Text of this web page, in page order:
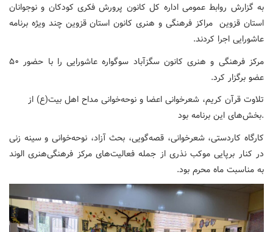
به گزارش روابط عمومی اداره کل کانون پرورش فکری کودکان و نوجوانان
استان قزوین مراکز فرهنگی و هنری کانون استان قزوین چند ویژه برنامه
عاشورایی اجرا کردند.
مرکز فرهنگی و هنری کانون سگزآباد سوگواره عاشورایی را با حضور ۵۰
عضو برگزار کرد.
تلاوت قرآن کریم، شعرخوانی اعضا و نوحه‌خوانی مداح اهل بیت(ع) از
بخش‌های این برنامه بود.
کارگاه کاردستی، شعرخوانی، قصه‌گویی، بحث آزاد، نوحه‌خوانی و سینه زنی
در کنار برپایی موکب نذری از جمله فعالیت‌های مرکز فرهنگی‌هنری الوند
به مناسبت ماه محرم بود.